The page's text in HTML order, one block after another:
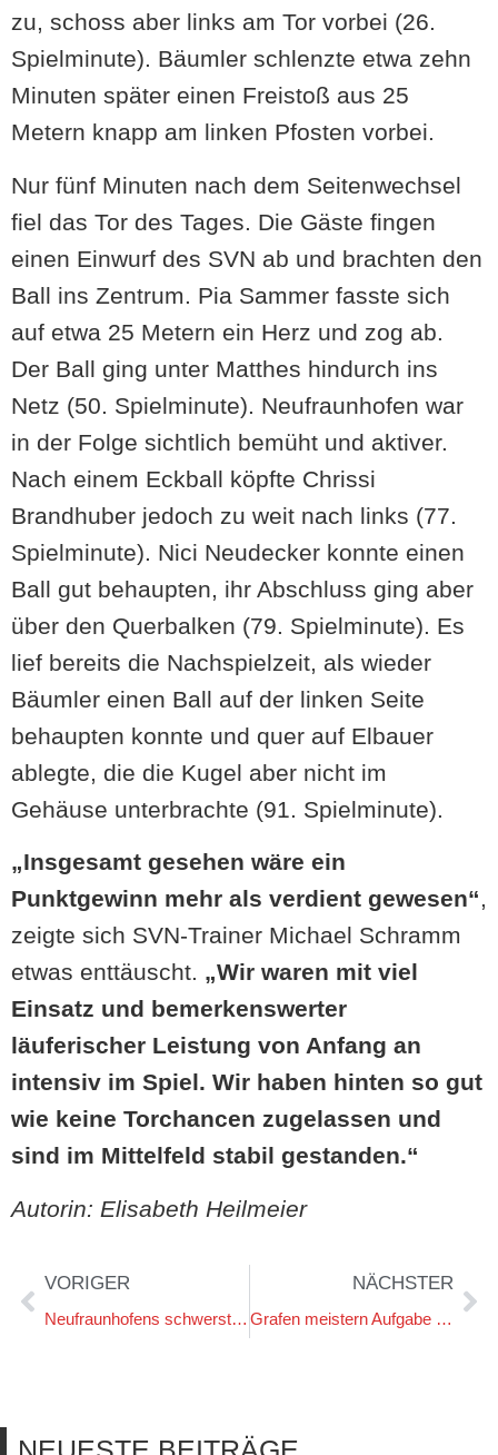
zu, schoss aber links am Tor vorbei (26.
Spielminute). Bäumler schlenzte etwa zehn
Minuten später einen Freistoß aus 25
Metern knapp am linken Pfosten vorbei.
Nur fünf Minuten nach dem Seitenwechsel
fiel das Tor des Tages. Die Gäste fingen
einen Einwurf des SVN ab und brachten den
Ball ins Zentrum. Pia Sammer fasste sich
auf etwa 25 Metern ein Herz und zog ab.
Der Ball ging unter Matthes hindurch ins
Netz (50. Spielminute). Neufraunhofen war
in der Folge sichtlich bemüht und aktiver.
Nach einem Eckball köpfte Chrissi
Brandhuber jedoch zu weit nach links (77.
Spielminute). Nici Neudecker konnte einen
Ball gut behaupten, ihr Abschluss ging aber
über den Querbalken (79. Spielminute). Es
lief bereits die Nachspielzeit, als wieder
Bäumler einen Ball auf der linken Seite
behaupten konnte und quer auf Elbauer
ablegte, die die Kugel aber nicht im
Gehäuse unterbrachte (91. Spielminute).
„Insgesamt gesehen wäre ein
Punktgewinn mehr als verdient gewesen“,
zeigte sich SVN-Trainer Michael Schramm
etwas enttäuscht. „Wir waren mit viel
Einsatz und bemerkenswerter
läuferischer Leistung von Anfang an
intensiv im Spiel. Wir haben hinten so gut
wie keine Torchancen zugelassen und
sind im Mittelfeld stabil gestanden.“
Autorin: Elisabeth Heilmeier
VORIGER
Neufraunhofens schwerstes Spiel steigt bei Absteiger Feldmoching
NÄCHSTER
Grafen meistern Aufgabe in Feldmoching souverän